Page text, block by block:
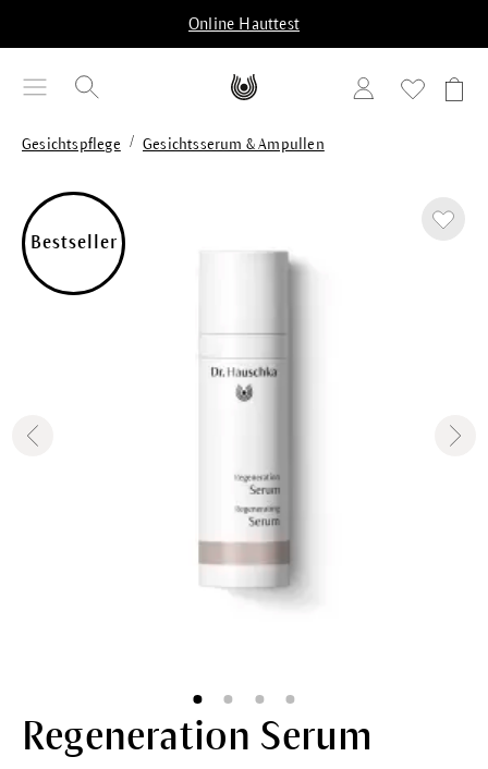
Online Hauttest
Gesichtspflege / Gesichtsserum & Ampullen
Regeneration Serum
Bildergalerie überspringen
Bestseller